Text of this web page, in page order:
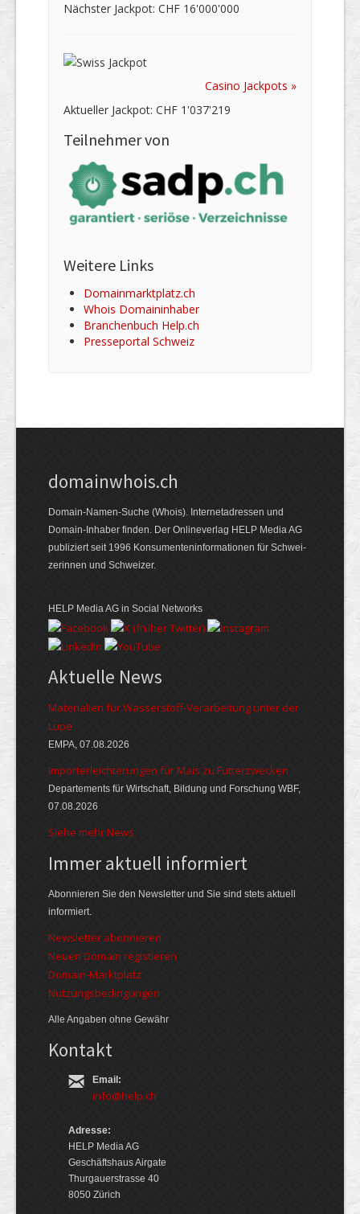
Nächster Jackpot: CHF 16'000'000
Casino Jackpots »
Aktueller Jackpot: CHF 1'037'219
Teilnehmer von
Weitere Links
Domainmarktplatz.ch
Whois Domaininhaber
Branchenbuch Help.ch
Presseportal Schweiz
domainwhois.ch
Domain-Namen-Suche (Whois). Internet­adressen und
Domain-Inhaber finden. Der Online­verlag HELP Media AG
publiziert seit 1996 Konsumenten­informationen für Schwei­
zerinnen und Schweizer.
HELP Media AG in Social Networks
Aktuelle News
Materialien für Wasserstoff-Verarbeitung unter der
Lupe
EMPA, 07.08.2026
Importerleichterungen für Mais zu Futterzwecken
Departements für Wirtschaft, Bildung und Forschung WBF,
07.08.2026
Siehe mehr News
Immer aktuell informiert
Abonnieren Sie den Newsletter und Sie sind stets aktuell
informiert.
Newsletter abonnieren
Neuen Domain registieren
Domain-Marktplatz
Nutzungsbedingungen
Alle Angaben ohne Gewähr
Kontakt
Email:
info@help.ch
Adresse:
HELP Media AG
Geschäftshaus Airgate
Thurgauerstrasse 40
8050 Zürich